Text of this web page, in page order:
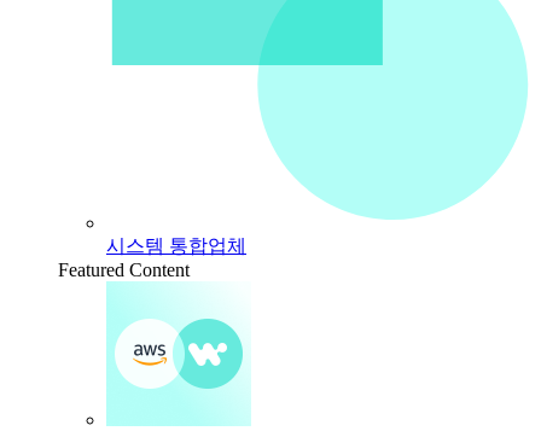
시스템 통합업체
Featured Content